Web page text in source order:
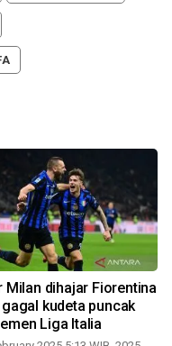
Milan dihajar Fiorentina
kudeta puncak
Liga Italia